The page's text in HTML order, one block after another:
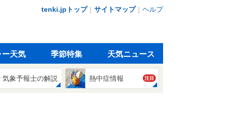
tenki.jpトップ｜ サイトマップ｜ ヘルプ
ー天気 季節特集 天気ニュース
気象予報士の解説 熱中症情報 注目